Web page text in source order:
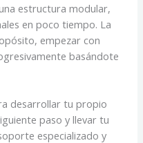
estructura modular,
en poco tiempo. La
empezar con
basándote
desarrollar tu propio
paso y llevar tu
especializado y